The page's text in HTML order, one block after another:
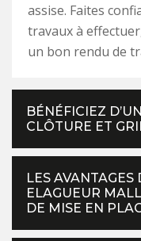
assise. Faites
travaux à
un bon rendu de
BÉNÉFICIEZ
CLÔTURE ET
LES
ELAGUEUR
DE MISE EN